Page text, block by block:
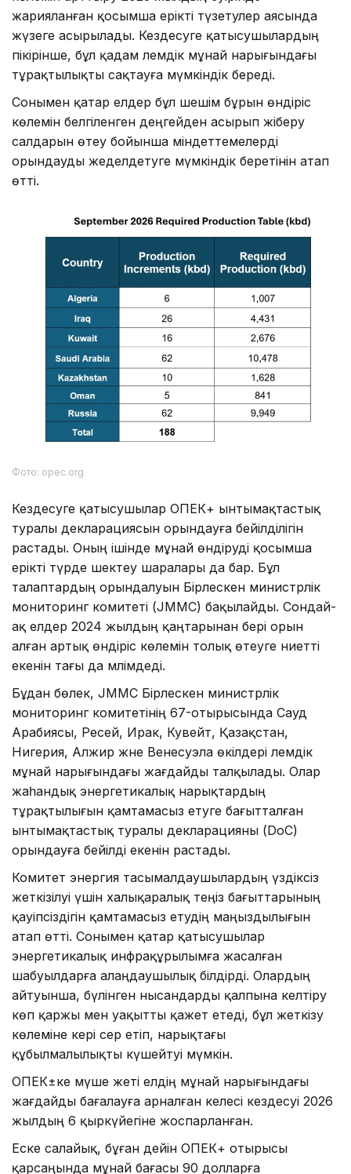
жарияланған қосымша ерікті түзетулер аясында
жүзеге асырылады. Кездесуге қатысушылардың
пікірінше, бұл қадам әлемдік мұнай нарығындағы
тұрақтылықты сақтауға мүмкіндік береді.
Сонымен қатар елдер бұл шешім бұрын өндіріс
көлемін белгіленген деңгейден асырып жіберу
салдарын өтеу бойынша міндеттемелерді
орындауды жеделдетуге мүмкіндік беретінін атап
өтті.
Фото: opec.org
Кездесуге қатысушылар ОПЕК+ ынтымақтастық
туралы декларациясын орындауға бейілділігін
растады. Оның ішінде мұнай өндіруді қосымша
ерікті түрде шектеу шаралары да бар. Бұл
талаптардың орындалуын Бірлескен министрлік
мониторинг комитеті (JMMC) бақылайды. Сондай-
ақ елдер 2024 жылдың қаңтарынан бері орын
алған артық өндіріс көлемін толық өтеуге ниетті
екенін тағы да мәлімдеді.
Бұдан бөлек, JMMC Бірлескен министрлік
мониторинг комитетінің 67-отырысында Сауд
Арабиясы, Ресей, Ирак, Кувейт, Қазақстан,
Нигерия, Алжир және Венесуэла өкілдері әлемдік
мұнай нарығындағы жағдайды талқылады. Олар
жаһандық энергетикалық нарықтардың
тұрақтылығын қамтамасыз етуге бағытталған
ынтымақтастық туралы декларацияны (DoC)
орындауға бейілді екенін растады.
Комитет энергия тасымалдаушылардың үздіксіз
жеткізілуі үшін халықаралық теңіз бағыттарының
қауіпсіздігін қамтамасыз етудің маңыздылығын
атап өтті. Сонымен қатар қатысушылар
энергетикалық инфрақұрылымға жасалған
шабуылдарға алаңдаушылық білдірді. Олардың
айтуынша, бүлінген нысандарды қалпына келтіру
көп қаржы мен уақытты қажет етеді, бұл жеткізу
көлеміне кері әсер етіп, нарықтағы
құбылмалылықты күшейтуі мүмкін.
ОПЕК±ке мүше жеті елдің мұнай нарығындағы
жағдайды бағалауға арналған келесі кездесуі 2026
жылдың 6 қыркүйегіне жоспарланған.
Еске салайық, бұған дейін ОПЕК+ отырысы
қарсаңында мұнай бағасы 90 долларға